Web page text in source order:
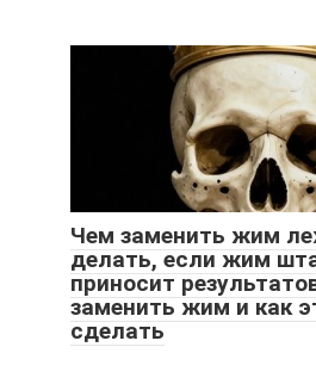
Чем заменить жим
делать, если жим
приносит
заменить жим и как
сделать